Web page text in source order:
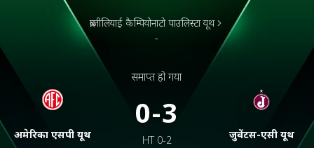
अमेरिका एसपी यूथ
ब्राज़ीलियाई कैम्पियोनाटो पाउलिस्टा यूथ
-
समाप्त हो गया
0-3
HT 0-2
जुवेंटस-एसी यूथ